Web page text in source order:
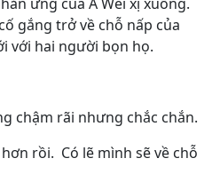
gắng trở về chỗ nấp của
với hai người bọn họ.
chậm rãi nhưng chắc chắn.
rồi. Có lẽ mình sẽ về chỗ